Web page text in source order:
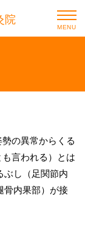
院
MENU
の異常からくる
言われる）とは
ぶし（足関節内
骨内果部）が接